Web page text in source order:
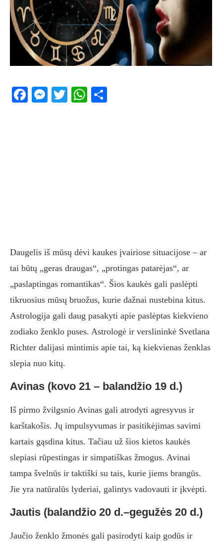
Facebook
Messenger
TwitterWhatsApp
Daugelis iš mūsų dėvi kaukes įvairiose situacijose – ar
tai būtų „geras draugas“, „protingas patarėjas“, ar
„paslaptingas romantikas“. Šios kaukės gali paslėpti
tikruosius mūsų bruožus, kurie dažnai nustebina kitus.
Astrologija gali daug pasakyti apie paslėptas kiekvieno
zodiako ženklo puses. Astrologė ir verslininkė Svetlana
Richter dalijasi mintimis apie tai, ką kiekvienas ženklas
slepia nuo kitų.
Avinas (kovo 21 – balandžio 19 d.)
Iš pirmo žvilgsnio Avinas gali atrodyti agresyvus ir
karštakošis. Jų impulsyvumas ir pasitikėjimas savimi
kartais gąsdina kitus. Tačiau už šios kietos kaukės
slepiasi rūpestingas ir simpatiškas žmogus. Avinai
tampa švelnūs ir taktiški su tais, kurie jiems brangūs.
Jie yra natūralūs lyderiai, galintys vadovauti ir įkvėpti.
Jautis (balandžio 20 d.–gegužės 20 d.)
Jaučio ženklo žmonės gali pasirodyti kaip godūs ir